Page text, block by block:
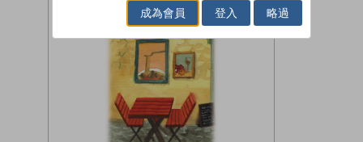
成為會員 登入 略過